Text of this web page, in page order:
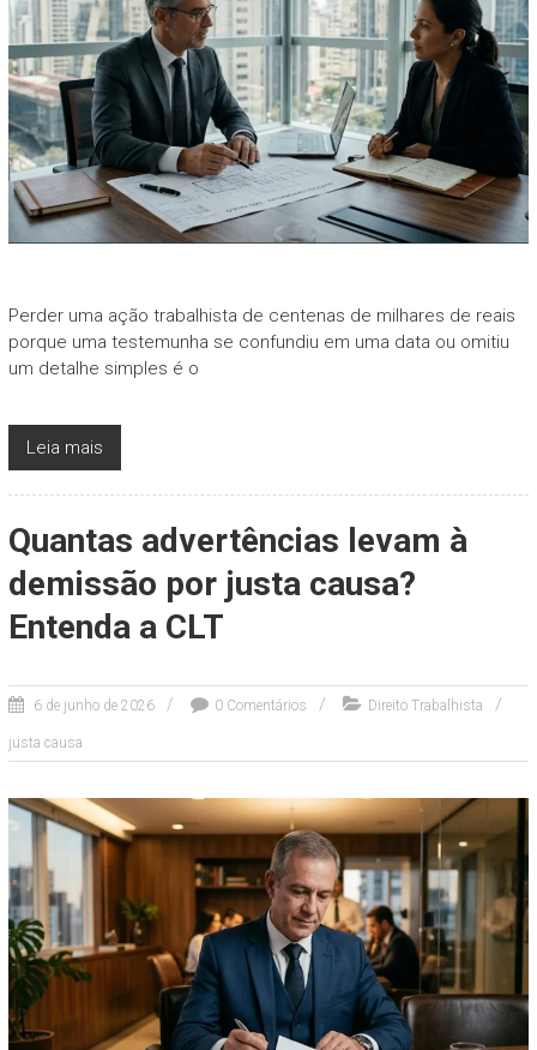
Perder uma ação trabalhista de centenas de milhares de reais
porque uma testemunha se confundiu em uma data ou omitiu
um detalhe simples é o
Leia mais
Quantas advertências levam à
demissão por justa causa?
Entenda a CLT
6 de junho de 2026 0 Comentários Direito Trabalhista
justa causa